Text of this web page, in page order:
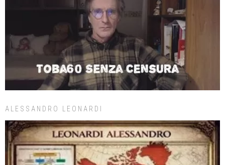
ALESSANDRO LEONARDI